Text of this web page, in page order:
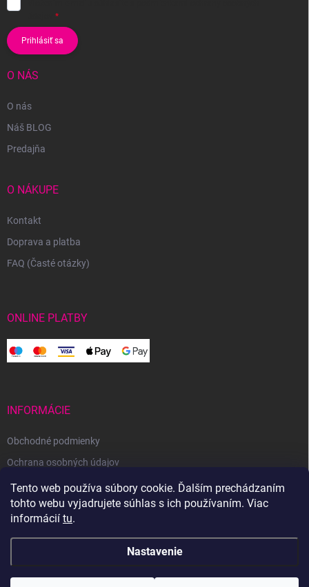
Tento web používa súbory cookie. Ďalším prechádzaním
tohto webu vyjadrujete súhlas s ich používaním. Viac
informácií tu.
Nastavenie
Prihlásiť sa
O NÁS
O nás
Náš BLOG
Predajňa
O NÁKUPE
Kontakt
Doprava a platba
FAQ (Časté otázky)
ONLINE PLATBY
INFORMÁCIE
Obchodné podmienky
Ochrana osobných údajov
Reklamačný poriadok
Odstúpenie od zmluvy